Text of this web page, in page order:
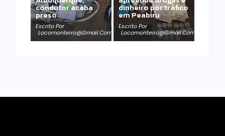
condutor acaba
preso
Escrito Por
Locomonteiro@gmail.com
dinheiro por tráfico
em Peabiru
Escrito Por
Locomonteiro@gmail.com